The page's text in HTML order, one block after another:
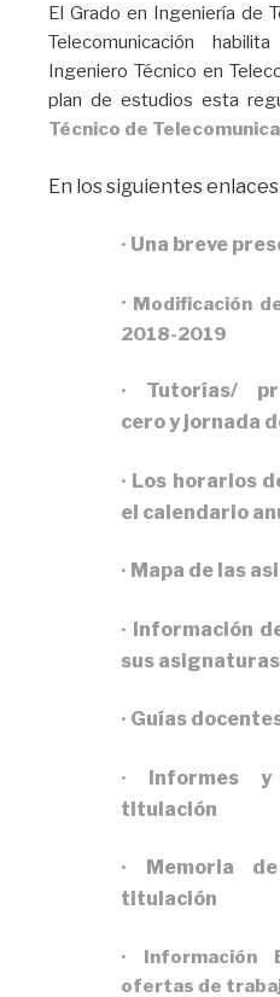
El Grado en Ingeniería de
Telecomunicación
Ingeniero Técnico en
plan de estudios esta
Técnico de
En los siguientes
• Una breve
• Modificación
2018-2019
• Tutorías/
cero y jornada
• Los horarios
el calendario
• Mapa de las
• Información
sus asignaturas
• Guías
• Informes
titulación
• Memoria
titulación
• Información
ofertas de